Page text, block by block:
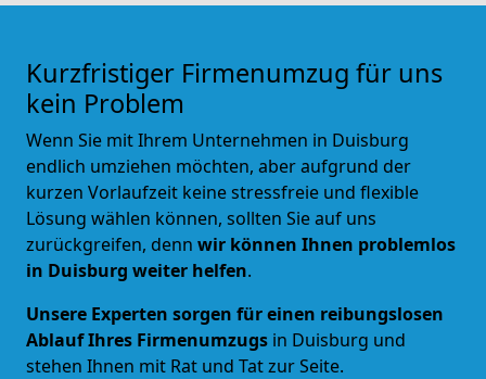
Kurzfristiger Firmenumzug für uns
kein Problem
Wenn Sie mit Ihrem Unternehmen in Duisburg
endlich umziehen möchten, aber aufgrund der
kurzen Vorlaufzeit keine stressfreie und flexible
Lösung wählen können, sollten Sie auf uns
zurückgreifen, denn wir können Ihnen problemlos
in Duisburg weiter helfen.
Unsere Experten sorgen für einen reibungslosen
Ablauf Ihres Firmenumzugs in Duisburg und
stehen Ihnen mit Rat und Tat zur Seite.